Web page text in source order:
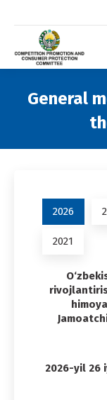
General
2026
2021